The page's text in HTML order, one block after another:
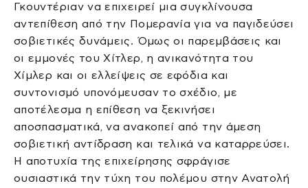
Γκουντέριαν να επιχειρεί μια συγκλίνουσα
αντεπίθεση από την Πομερανία για να παγιδεύσει
σοβιετικές δυνάμεις. Όμως οι παρεμβάσεις και
οι εμμονές του Χίτλερ, η ανικανότητα του
Χίμλερ και οι ελλείψεις σε εφόδια και
συντονισμό υπονόμευσαν το σχέδιο, με
αποτέλεσμα η επίθεση να ξεκινήσει
αποσπασματικά, να ανακοπεί από την άμεση
σοβιετική αντίδραση και τελικά να καταρρεύσει.
Η αποτυχία της επιχείρησης σφράγισε
ουσιαστικά την τύχη του πολέμου στην Ανατολή